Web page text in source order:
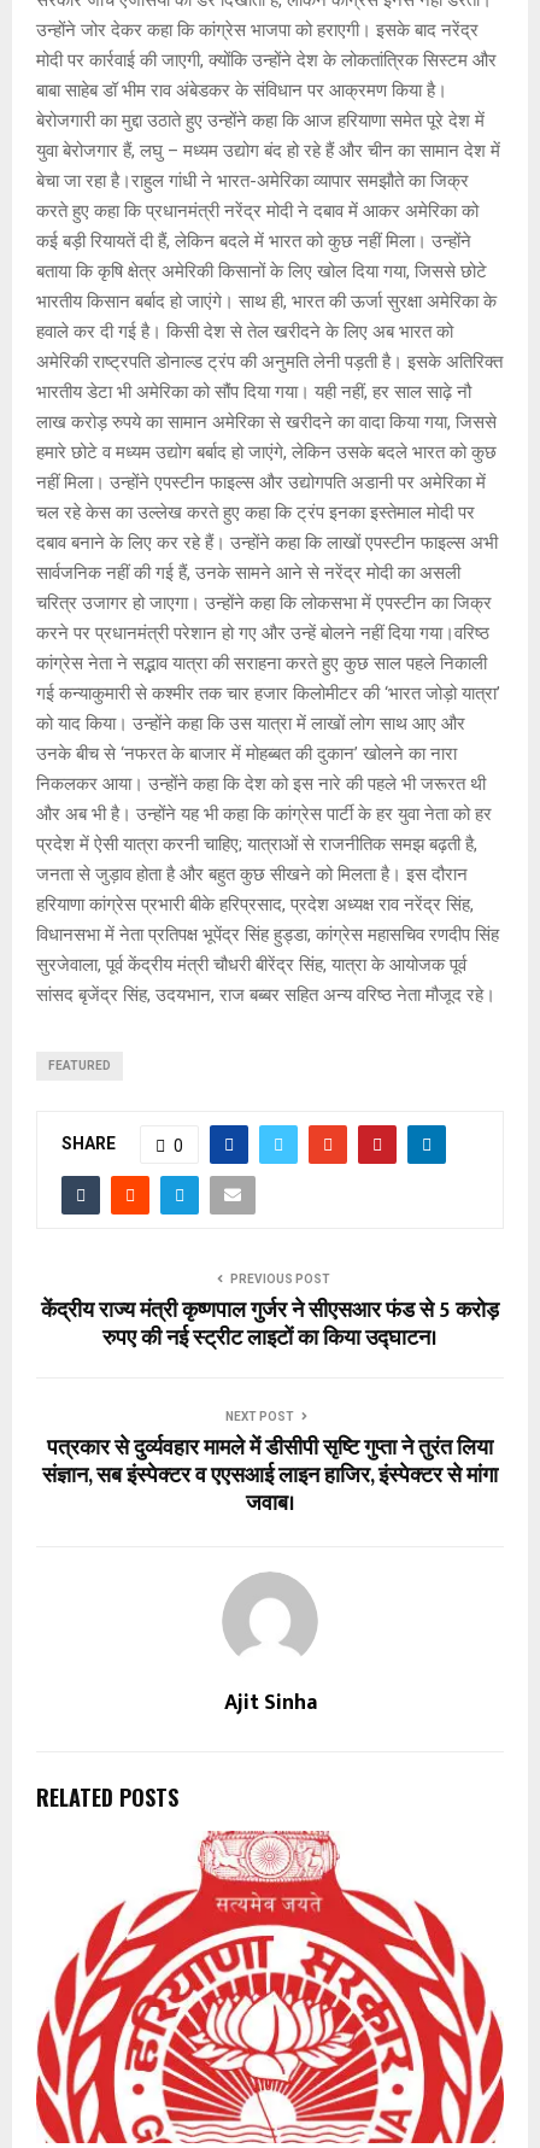
उन्होंने जोर देकर कहा कि कांग्रेस भाजपा को हराएगी। इसके बाद नरेंद्र
मोदी पर कार्रवाई की जाएगी, क्योंकि उन्होंने देश के लोकतांत्रिक सिस्टम और
बाबा साहेब डॉ भीम राव अंबेडकर के संविधान पर आक्रमण किया है।
बेरोजगारी का मुद्दा उठाते हुए उन्होंने कहा कि आज हरियाणा समेत पूरे देश में
युवा बेरोजगार हैं, लघु – मध्यम उद्योग बंद हो रहे हैं और चीन का सामान देश में
बेचा जा रहा है।राहुल गांधी ने भारत-अमेरिका व्यापार समझौते का जिक्र
करते हुए कहा कि प्रधानमंत्री नरेंद्र मोदी ने दबाव में आकर अमेरिका को
कई बड़ी रियायतें दी हैं, लेकिन बदले में भारत को कुछ नहीं मिला। उन्होंने
बताया कि कृषि क्षेत्र अमेरिकी किसानों के लिए खोल दिया गया, जिससे छोटे
भारतीय किसान बर्बाद हो जाएंगे। साथ ही, भारत की ऊर्जा सुरक्षा अमेरिका के
हवाले कर दी गई है। किसी देश से तेल खरीदने के लिए अब भारत को
अमेरिकी राष्ट्रपति डोनाल्ड ट्रंप की अनुमति लेनी पड़ती है। इसके अतिरिक्त
भारतीय डेटा भी अमेरिका को सौंप दिया गया। यही नहीं, हर साल साढ़े नौ
लाख करोड़ रुपये का सामान अमेरिका से खरीदने का वादा किया गया, जिससे
हमारे छोटे व मध्यम उद्योग बर्बाद हो जाएंगे, लेकिन उसके बदले भारत को कुछ
नहीं मिला। उन्होंने एपस्टीन फाइल्स और उद्योगपति अडानी पर अमेरिका में
चल रहे केस का उल्लेख करते हुए कहा कि ट्रंप इनका इस्तेमाल मोदी पर
दबाव बनाने के लिए कर रहे हैं। उन्होंने कहा कि लाखों एपस्‍टीन फाइल्स अभी
सार्वजनिक नहीं की गई हैं, उनके सामने आने से नरेंद्र मोदी का असली
चरित्र उजागर हो जाएगा। उन्होंने कहा कि लोकसभा में एपस्टीन का जिक्र
करने पर प्रधानमंत्री परेशान हो गए और उन्हें बोलने नहीं दिया गया।वरिष्ठ
कांग्रेस नेता ने सद्भाव यात्रा की सराहना करते हुए कुछ साल पहले निकाली
गई कन्याकुमारी से कश्मीर तक चार हजार किलोमीटर की ‘भारत जोड़ो यात्रा’
को याद किया। उन्होंने कहा कि उस यात्रा में लाखों लोग साथ आए और
उनके बीच से ‘नफरत के बाजार में मोहब्बत की दुकान’ खोलने का नारा
निकलकर आया। उन्होंने कहा कि देश को इस नारे की पहले भी जरूरत थी
और अब भी है। उन्होंने यह भी कहा कि कांग्रेस पार्टी के हर युवा नेता को हर
प्रदेश में ऐसी यात्रा करनी चाहिए; यात्राओं से राजनीतिक समझ बढ़ती है,
जनता से जुड़ाव होता है और बहुत कुछ सीखने को मिलता है। इस दौरान
हरियाणा कांग्रेस प्रभारी बीके हरिप्रसाद, प्रदेश अध्यक्ष राव नरेंद्र सिंह,
विधानसभा में नेता प्रतिपक्ष भूपेंद्र सिंह हुड्डा, कांग्रेस महासचिव रणदीप सिंह
सुरजेवाला, पूर्व केंद्रीय मंत्री चौधरी बीरेंद्र सिंह, यात्रा के आयोजक पूर्व
सांसद बृजेंद्र सिंह, उदयभान, राज बब्बर सहित अन्य वरिष्ठ नेता मौजूद रहे।
FEATURED
SHARE 0
PREVIOUS POST
केंद्रीय राज्य मंत्री कृष्णपाल गुर्जर ने सीएसआर फंड से 5 करोड़
रुपए की नई स्ट्रीट लाइटों का किया उद्घाटन।
NEXT POST
पत्रकार से दुर्व्यवहार मामले में डीसीपी सृष्टि गुप्ता ने तुरंत लिया
संज्ञान, सब इंस्पेक्टर व एएसआई लाइन हाजिर, इंस्पेक्टर से मांगा
जवाब।
Ajit Sinha
RELATED POSTS